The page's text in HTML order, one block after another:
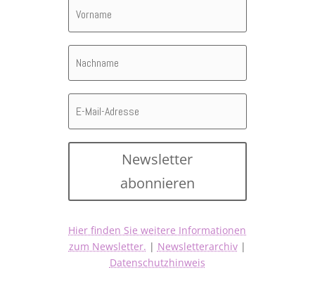
Newsletter
abonnieren
Hier finden Sie weitere Informationen
zum Newsletter. | Newsletterarchiv|
Datenschutzhinweis